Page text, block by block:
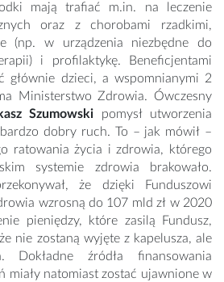
mają trafiać m.in. na leczenie
oraz z chorobami rzadkimi,
(np. w urządzenia niezbędne do
i profilaktykę. Beneficjentami
głównie dzieci, a wspomnianymi 2
Ministerstwo Zdrowia. Ówczesny
Szumowski pomysł utworzenia
dobry ruch. To – jak mówił –
ratowania życia i zdrowia, którego
systemie zdrowia brakowało.
że dzięki Funduszowi
wzrosną do 107 mld zł w 2020
pieniędzy, które zasilą Fundusz,
nie zostaną wyjęte z kapelusza, ale
Dokładne źródła finansowania
miały natomiast zostać ujawnione w